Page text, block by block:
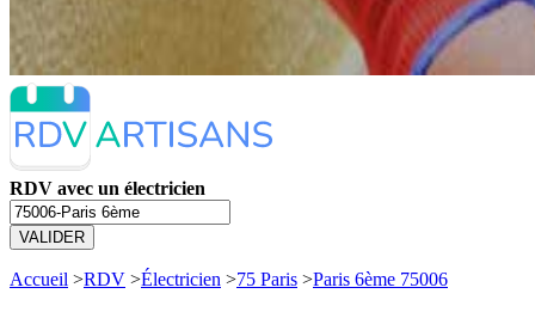
RDV avec un électricien
VALIDER
Accueil >RDV >Électricien >75 Paris >Paris 6ème 75006